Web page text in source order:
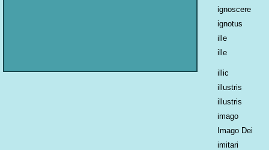
ignoscere
ignotus
ille
ille
illic
illustris
illustris
imago
Imago Dei
imitari